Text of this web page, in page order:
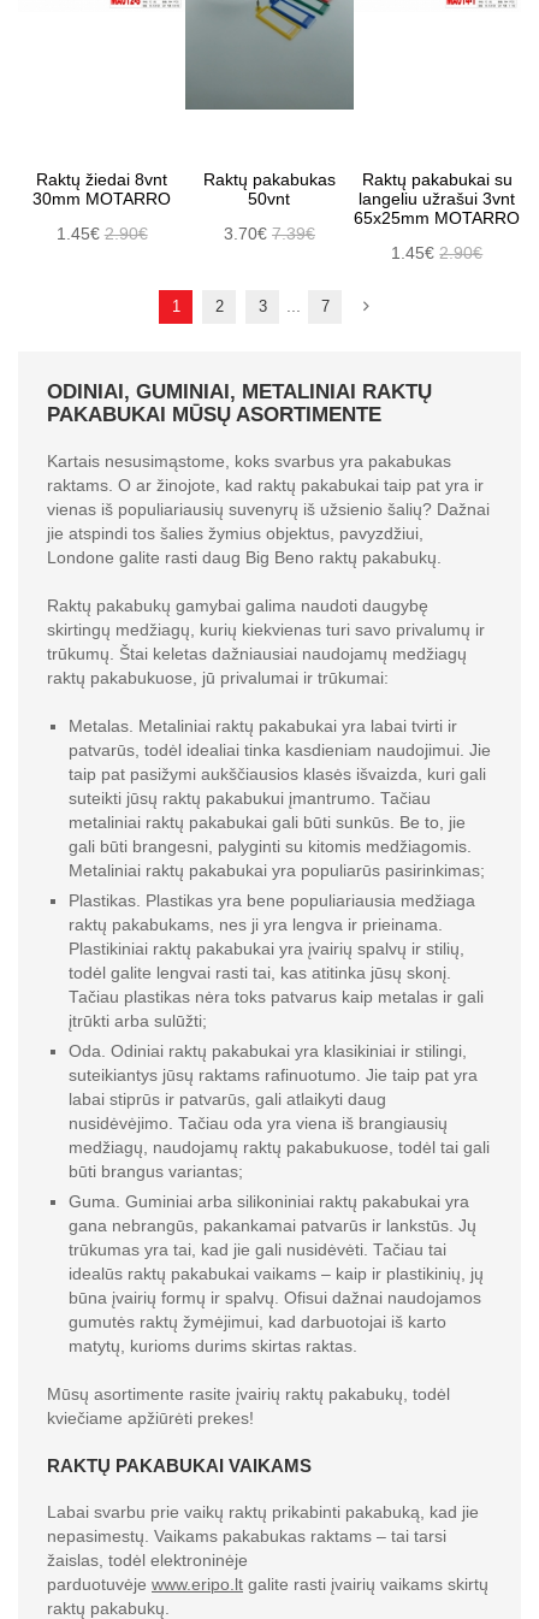
Raktų žiedai 8vnt
30mm MOTARRO
1.45€2.90€
Raktų pakabukas
50vnt
3.70€ 7.39€
Raktų pakabukai su
langeliu užrašui 3vnt
65x25mm MOTARRO
1.45€2.90€
1 2 3 7
ODINIAI, GUMINIAI, METALINIAI RAKTŲ
PAKABUKAI MŪSŲ ASORTIMENTE
Kartais nesusimąstome, koks svarbus yra pakabukas
raktams. O ar žinojote, kad raktų pakabukai taip pat yra ir
vienas iš populiariausių suvenyrų iš užsienio šalių? Dažnai
jie atspindi tos šalies žymius objektus, pavyzdžiui,
Londone galite rasti daug Big Beno raktų pakabukų.
Raktų pakabukų gamybai galima naudoti daugybę
skirtingų medžiagų, kurių kiekvienas turi savo privalumų ir
trūkumų. Štai keletas dažniausiai naudojamų medžiagų
raktų pakabukuose, jū privalumai ir trūkumai:
Metalas. Metaliniai raktų pakabukai yra labai tvirti ir
patvarūs, todėl idealiai tinka kasdieniam naudojimui. Jie
taip pat pasižymi aukščiausios klasės išvaizda, kuri gali
suteikti jūsų raktų pakabukui įmantrumo. Tačiau
metaliniai raktų pakabukai gali būti sunkūs. Be to, jie
gali būti brangesni, palyginti su kitomis medžiagomis.
Metaliniai raktų pakabukai yra populiarūs pasirinkimas;
Plastikas. Plastikas yra bene populiariausia medžiaga
raktų pakabukams, nes ji yra lengva ir prieinama.
Plastikiniai raktų pakabukai yra įvairių spalvų ir stilių,
todėl galite lengvai rasti tai, kas atitinka jūsų skonį.
Tačiau plastikas nėra toks patvarus kaip metalas ir gali
įtrūkti arba sulūžti;
Oda. Odiniai raktų pakabukai yra klasikiniai ir stilingi,
suteikiantys jūsų raktams rafinuotumo. Jie taip pat yra
labai stiprūs ir patvarūs, gali atlaikyti daug
nusidėvėjimo. Tačiau oda yra viena iš brangiausių
medžiagų, naudojamų raktų pakabukuose, todėl tai gali
būti brangus variantas;
Guma. Guminiai arba silikoniniai raktų pakabukai yra
gana nebrangūs, pakankamai patvarūs ir lankstūs. Jų
trūkumas yra tai, kad jie gali nusidėvėti. Tačiau tai
idealūs raktų pakabukai vaikams – kaip ir plastikinių, jų
būna įvairių formų ir spalvų. Ofisui dažnai naudojamos
gumutės raktų žymėjimui, kad darbuotojai iš karto
matytų, kurioms durims skirtas raktas.
Mūsų asortimente rasite įvairių raktų pakabukų, todėl
kviečiame apžiūrėti prekes!
RAKTŲ PAKABUKAI VAIKAMS
Labai svarbu prie vaikų raktų prikabinti pakabuką, kad jie
nepasimestų. Vaikams pakabukas raktams – tai tarsi
žaislas, todėl elektroninėje
parduotuvėje www.eripo.lt galite rasti įvairių vaikams skirtų
raktų pakabukų.